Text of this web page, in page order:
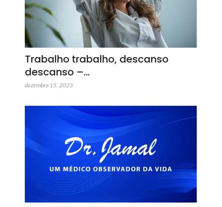
Trabalho trabalho, descanso
descanso –…
dezembro 15, 2023